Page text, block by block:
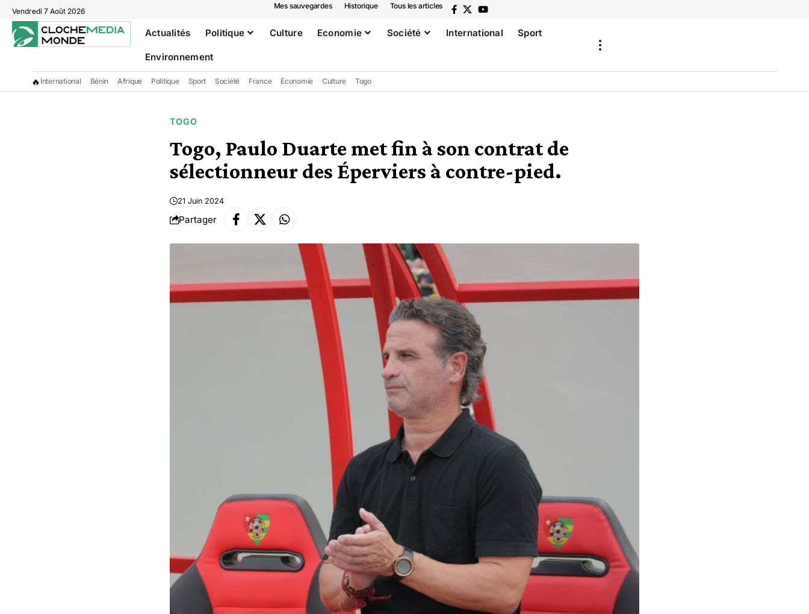
Vendredi 7 Août 2026
Mes sauvegardes Historique Tous les articles
Actualités Politique Culture Economie Société International Sport
Environnement
🔥 International Bénin Afrique Politique Sport Société France Économie Culture Togo
TOGO
Togo, Paulo Duarte met fin à son contrat de
sélectionneur des Éperviers à contre-pied.
21 Juin 2024
Partager